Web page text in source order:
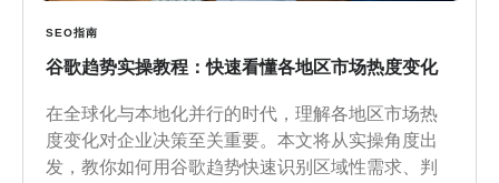
SEO指南
谷歌趋势实操教程：快速看懂各地区市场热度变化
在全球化与本地化并行的时代，理解各地区市场热
度变化对企业决策至关重要。本文将从实操角度出
发，教你如何用谷歌趋势快速识别区域性需求、判